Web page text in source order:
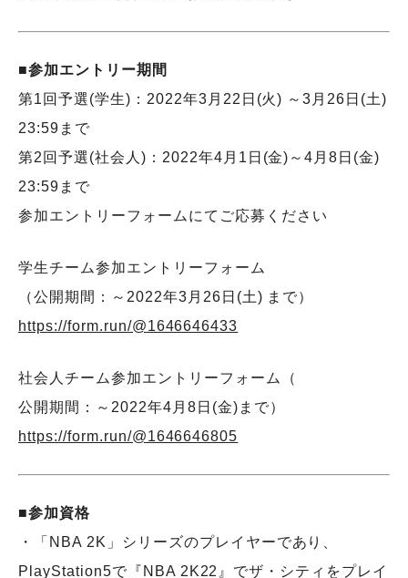
■参加エントリー期間
第1回予選(学生)：2022年3月22日(火) ～3月26日(土)
23:59まで
第2回予選(社会人)：2022年4月1日(金)～4月8日(金)
23:59まで
参加エントリーフォームにてご応募ください
学生チーム参加エントリーフォーム
（公開期間：～2022年3月26日(土) まで）
https://form.run/@1646646433
社会人チーム参加エントリーフォーム（
公開期間：～2022年4月8日(金)まで）
https://form.run/@1646646805
■参加資格
・「NBA 2K」シリーズのプレイヤーであり、
PlayStation5で『NBA 2K22』でザ・シティをプレイ